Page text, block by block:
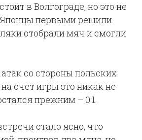
в Волгограде, но это не
первыми решили
отобрали мяч и смогли
со стороны польских
счет игры это никак не
прежним – 0:1.
стало ясно, что